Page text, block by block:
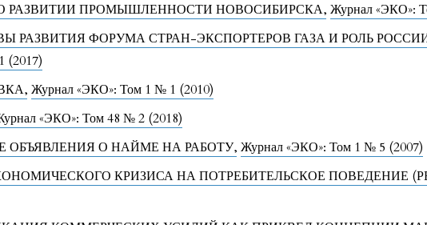
РАЗВИТИИ ПРОМЫШЛЕННОСТИ НОВОСИБИРСКА,Журнал «ЭКО»:
РАЗВИТИЯ ФОРУМА СТРАН-ЭКСПОРТЕРОВ ГАЗА И РОЛЬ
(2017)
,Журнал «ЭКО»: Том 1 № 1 (2010)
«ЭКО»: Том 48 № 2 (2018)
ОБЪЯВЛЕНИЯ О НАЙМЕ НА РАБОТУ,Журнал «ЭКО»: Том 1 № 5 (2007)
КРИЗИСА НА ПОТРЕБИТЕЛЬСКОЕ ПОВЕДЕНИЕ